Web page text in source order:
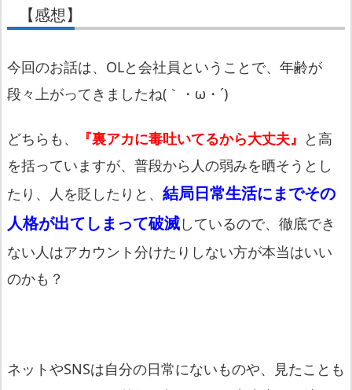
【感想】
今回のお話は、OLと会社員ということで、年齢が
段々上がってきましたね(｀・ω・´)
どちらも、 『裏アカに毒吐いてるから大丈夫』 と高
を括っていますが、普段から人の弱みを晒そうとし
たり、人を貶したりと、 結局日常生活にまでその
人格が出てしまって破滅しているので、徹底でき
ない人はアカウント分けたりしない方が本当はいい
のかも？
ネットやSNSは自分の日常にないものや、見たことも